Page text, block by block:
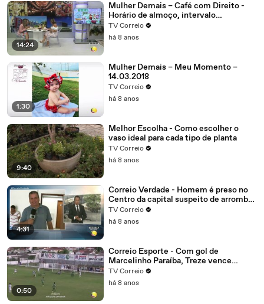
14:24
Mulher Demais – Café com Direito -
Horário de almoço, intervalo
interjornada tudo isso é direito do
trabalhador, mas com algumas regras
TV Correio
há 8 anos
1:30
Mulher Demais – Meu Momento –
14.03.2018
TV Correio
há 8 anos
9:40
Melhor Escolha - Como escolher o
vaso ideal para cada tipo de planta
TV Correio
há 8 anos
4:31
Correio Verdade - Homem é preso no
Centro da capital suspeito de arrombar
uma casa
TV Correio
há 8 anos
0:50
Correio Esporte - Com gol de
Marcelinho Paraíba, Treze vence
Nacional de Patos, alivia a crise e abre
vantagem na liderança do grupo B
TV Correio
há 8 anos